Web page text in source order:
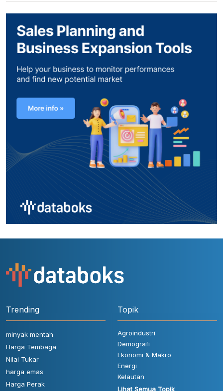
Trending
minyak mentah
Harga Tembaga
Nilai Tukar
harga emas
Harga Perak
Topik
Agroindustri
Demografi
Ekonomi & Makro
Energi
Kelautan
Lihat Semua Topik